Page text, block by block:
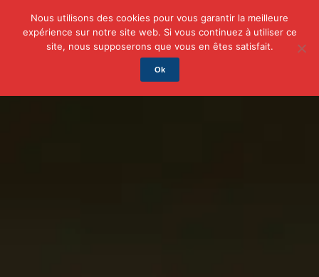
Auto/Moto Business Famille Finance
Nous utilisons des cookies pour vous garantir la meilleure
expérience sur notre site web. Si vous continuez à utiliser ce
site, nous supposerons que vous en êtes satisfait.
Ok